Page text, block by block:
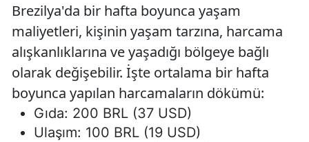
Brezilya'da bir hafta boyunca yaşam
maliyetleri, kişinin yaşam tarzına, harcama
alışkanlıklarına ve yaşadığı bölgeye bağlı
olarak değişebilir. İşte ortalama bir hafta
boyunca yapılan harcamaların dökümü:
Gıda: 200 BRL (37 USD)
Ulaşım: 100 BRL (19 USD)